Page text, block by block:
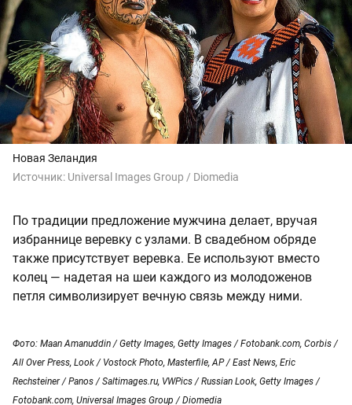
Новая Зеландия
Источник: Universal Images Group / Diomedia
По традиции предложение мужчина делает, вручая
избраннице веревку с узлами. В свадебном обряде
также присутствует веревка. Ее используют вместо
колец — надетая на шеи каждого из молодоженов
петля символизирует вечную связь между ними.
Фото: Maan Amanuddin / Getty Images, Getty Images / Fotobank.com, Corbis /
All Over Press, Look / Vostock Photo, Masterfile, AP / East News, Eric
Rechsteiner / Panos / Saltimages.ru, VWPics / Russian Look, Getty Images /
Fotobank.com, Universal Images Group / Diomedia